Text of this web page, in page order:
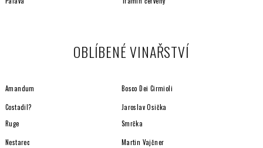
OBLÍBENÉ VINAŘSTVÍ
Amandum Bosco Dei Cirmioli
Costadil?
Jaroslav Osička
Ruge
Smrčka
Nestarec
Martin Vajčner